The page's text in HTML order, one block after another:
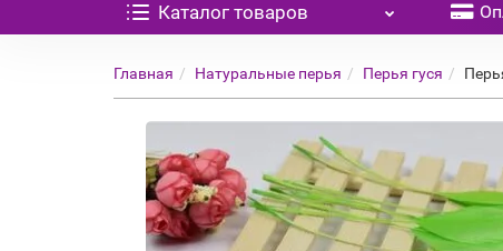
Каталог товаров
Главная Натуральные перья Перья гуся